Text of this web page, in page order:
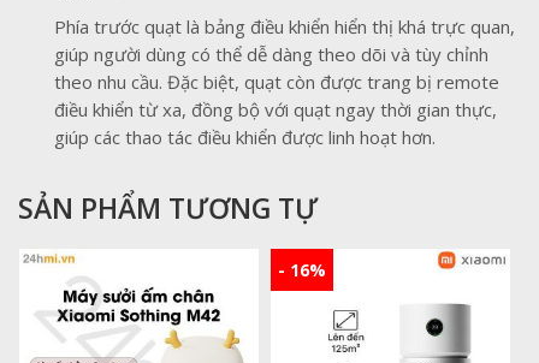
Phía trước quạt là bảng điều khiển hiển thị khá trực quan,
giúp người dùng có thể dễ dàng theo dõi và tùy chỉnh
theo nhu cầu. Đặc biệt, quạt còn được trang bị remote
điều khiển từ xa, đồng bộ với quạt ngay thời gian thực,
giúp các thao tác điều khiển được linh hoạt hơn.
SẢN PHẨM TƯƠNG TỰ
- 16%